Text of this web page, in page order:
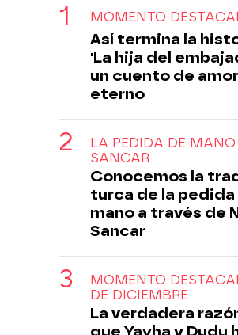
MOMENTO
Así termina la
'La hija del
un cuento de amor
eterno
LA PEDIDA DE MANO
SANCAR
Conocemos la
turca de la pedida
mano a través de
Sancar
MOMENTO
DE DICIEMBRE
La verdadera
que Yayha y Dudu